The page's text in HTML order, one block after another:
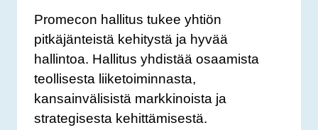
Promecon hallitus tukee yhtiön
pitkäjänteistä kehitystä ja hyvää
hallintoa. Hallitus yhdistää osaamista
teollisesta liiketoiminnasta,
kansainvälisistä markkinoista ja
strategisesta kehittämisestä.